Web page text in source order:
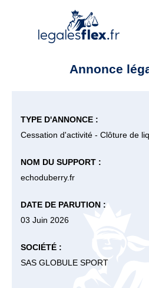
Annonce
TYPE D'ANNONCE :
Cessation d'activité - Clôture de
NOM DU SUPPORT :
echoduberry.fr
DATE DE PARUTION :
03 Juin 2026
SOCIÉTÉ :
SAS GLOBULE SPORT